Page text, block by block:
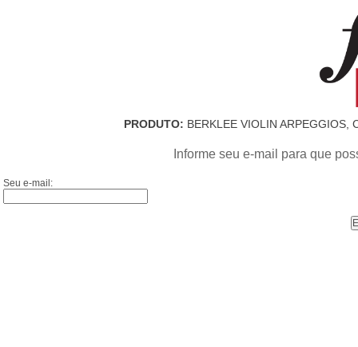
PRODUTO: BERKLEE VIOLIN ARPEGGIOS,
Informe seu e-mail para que
Seu e-mail: